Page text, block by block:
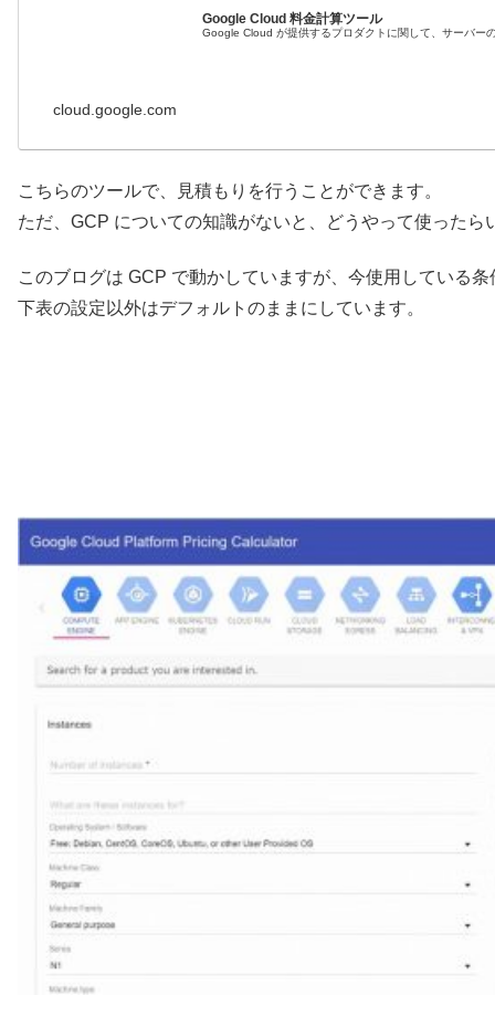
Google Cloud 料金計算ツール
Google Cloud が提供するプロダクトに関して、サーバー
cloud.google.com
こちらのツールで、見積もりを行うことができます。
ただ、GCP についての知識がないと、どうやって使ったら
このブログは GCP で動かしていますが、今使用している
下表の設定以外はデフォルトのままにしています。